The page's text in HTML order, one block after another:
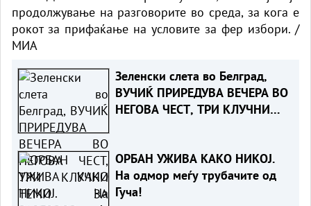
продолжување на разговорите во среда, за кога е
рокот за прифаќање на условите за фер избори. /
МИА
Зеленски слета во Белград,
ВУЧИЌ ПРИРЕДУВА ВЕЧЕРА ВО
НЕГОВА ЧЕСТ, ТРИ КЛУЧНИ
ОРБАН УЖИВА КАКО НИКОЈ.
На одмор меѓу трубачите од
Гуча!